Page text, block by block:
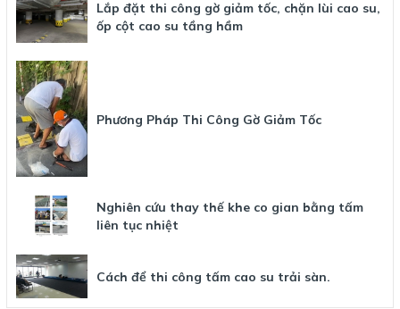
Lắp đặt thi công gờ giảm tốc, chặn lùi cao su,
ốp cột cao su tầng hầm
Phương Pháp Thi Công Gờ Giảm Tốc
Nghiên cứu thay thế khe co gian bằng tấm
liên tục nhiệt
Cách để thi công tấm cao su trải sàn.